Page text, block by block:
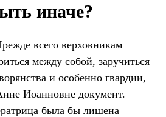
иначе?
всего верховникам
между собой, заручиться
и особенно гвардии,
Иоанновне документ.
была бы лишена